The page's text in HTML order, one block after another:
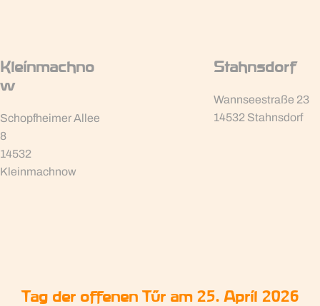
Kleinmachno
w
Schopfheimer Allee
8
14532
Kleinmachnow
Stahnsdorf
Wannseestraße 23
14532 Stahnsdorf
Tag der offenen Tür am 25. April 2026